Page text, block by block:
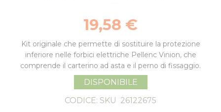
19,58 €
Kit originale che permette di sostituire la protezione
inferiore nelle forbici elettriche Pellenc Vinion, che
comprende il carterino ad asta e il perno di fissaggio.
DISPONIBILE
CODICE: SKU 26122675